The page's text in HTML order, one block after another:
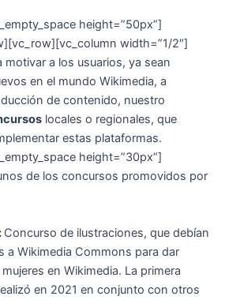
height=”50px”]
width=”1/2″]
motivar a los usuarios, ya sean
en el mundo Wikimedia, a
de contenido, nuestro
locales o regionales, que
estas plataformas.
height=”30px”]
de los concursos promovidos por
Concurso de ilustraciones, que debían
a Wikimedia Commons para dar
en Wikimedia. La primera
en 2021 en conjunto con otros